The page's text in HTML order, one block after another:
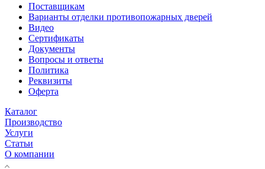
Поставщикам
Варианты отделки противопожарных дверей
Видео
Сертификаты
Документы
Вопросы и ответы
Политика
Реквизиты
Оферта
Каталог
Производство
Услуги
Статьи
О компании